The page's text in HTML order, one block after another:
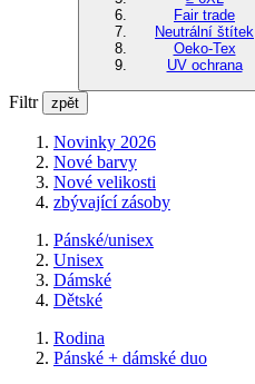
Fair trade
Neutrální štítek
Oeko-Tex
UV ochrana
Filtr zpět
Novinky 2026
Nové barvy
Nové velikosti
zbývající zásoby
Pánské/unisex
Unisex
Dámské
Dětské
Rodina
Pánské + dámské duo